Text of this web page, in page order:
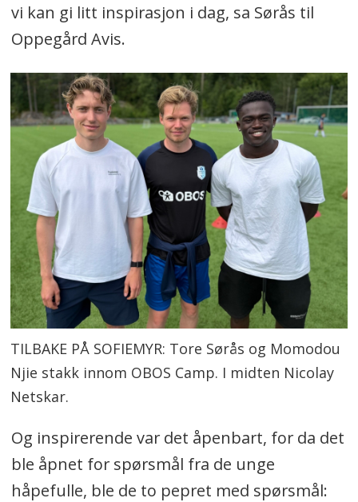
vi kan gi litt inspirasjon i dag, sa Sørås til
Oppegård Avis.
TILBAKE PÅ SOFIEMYR: Tore Sørås og Momodou
Njie stakk innom OBOS Camp. I midten Nicolay
Netskar.
Og inspirerende var det åpenbart, for da det
ble åpnet for spørsmål fra de unge
håpefulle, ble de to pepret med spørsmål: